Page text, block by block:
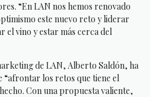
“En LAN nos hemos renovado
este nuevo reto y liderar
el vino y estar más cerca del
de LAN, Alberto Saldón, ha
“afrontar los retos que tiene el
Con una propuesta valiente,